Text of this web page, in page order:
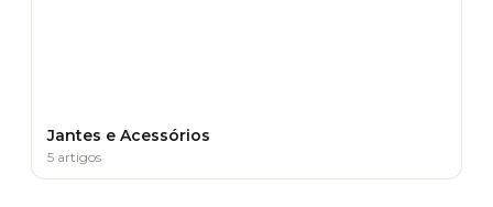
Jantes e Acessórios
5 artigos